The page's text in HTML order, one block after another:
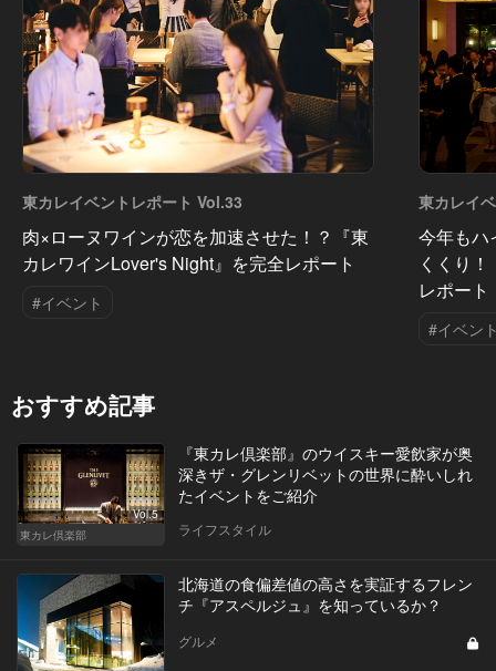
東カレイベントレポート Vol.33
肉×ローヌワインが恋を加速させた！？『東
カレワインLover's Night』を完全レポート
#イベント
東カレイ
今年もハ
くくり
レポート
#イベン
おすすめ記事
Vol.5
東カレ倶楽部
『東カレ倶楽部』のウイスキー愛飲家が奥
深きザ・グレンリベットの世界に酔いしれ
たイベントをご紹介
ライフスタイル
北海道の食偏差値の高さを実証するフレン
チ『アスペルジュ』を知っているか？
グルメ